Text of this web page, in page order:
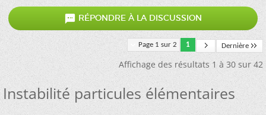
 RÉPONDRE À LA DISCUSSION
Page 1 sur 2 1 Dernière
Affichage des résultats 1 à 30 sur 42
Instabilité particules élémentaires